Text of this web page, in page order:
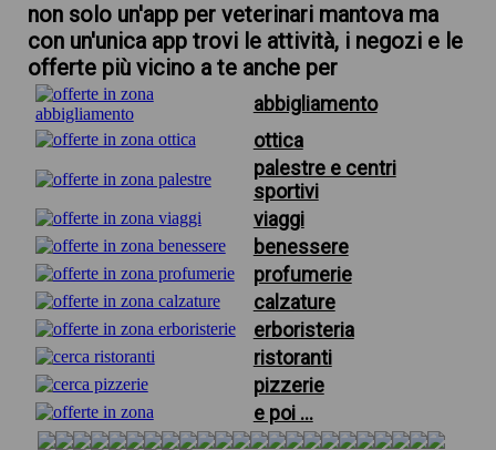
non solo un'app per veterinari mantova ma
con un'unica app trovi le attività, i negozi e le
offerte più vicino a te anche per
abbigliamento
ottica
palestre e centri
sportivi
viaggi
benessere
profumerie
calzature
erboristeria
ristoranti
pizzerie
e poi ...